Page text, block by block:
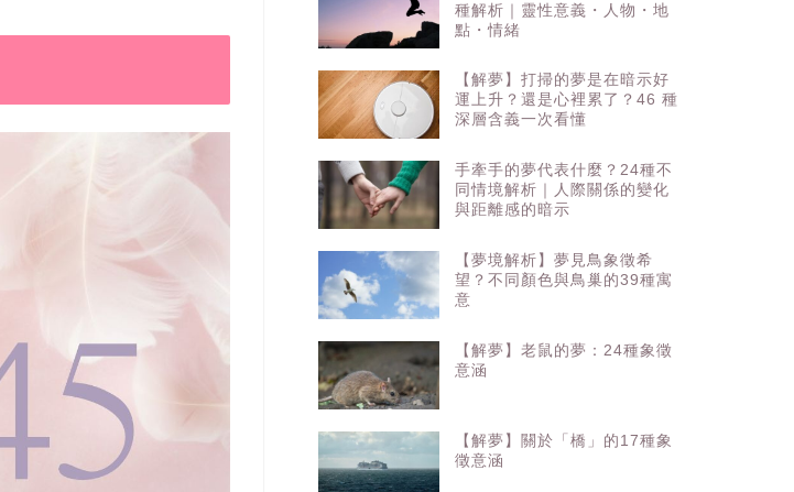
種解析｜靈性意義・人物・地
點・情緒
【解夢】打掃的夢是在暗示好
運上升？還是心裡累了？46 種
深層含義一次看懂
手牽手的夢代表什麼？24種不
同情境解析｜人際關係的變化
與距離感的暗示
【夢境解析】夢見鳥象徵希
望？不同顏色與鳥巢的39種寓
意
【解夢】老鼠的夢：24種象徵
意涵
【解夢】關於「橋」的17種象
徵意涵